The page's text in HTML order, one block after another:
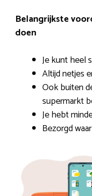
Belangrijkste
doen
Je kunt heel
Altijd netjes
Ook buiten
supermarkt
Je hebt
Bezorgd